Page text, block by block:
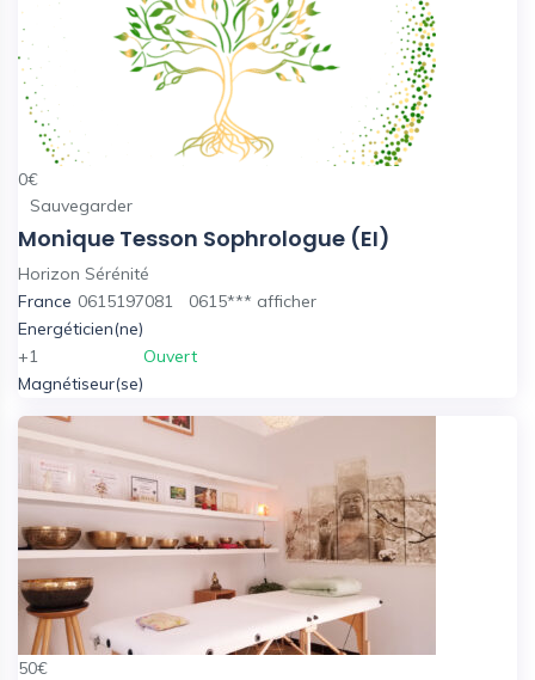
0€
Sauvegarder
Monique Tesson Sophrologue (EI)
Horizon Sérénité
France 0615197081 0615*** afficher
Energéticien(ne)
+1
Magnétiseur(se)
Ouvert
50€